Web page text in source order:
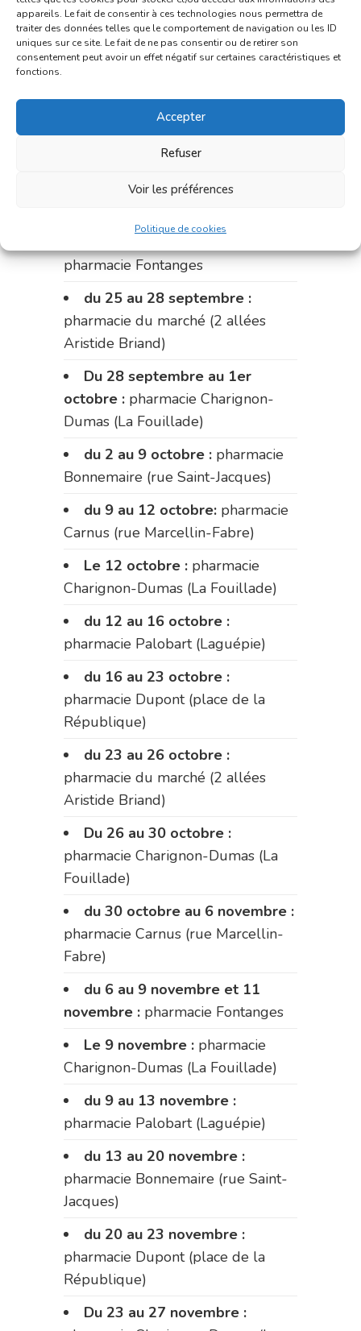
appareils. Le fait de consentir à ces technologies nous permettra de
traiter des données telles que le comportement de navigation ou les ID
uniques sur ce site. Le fait de ne pas consentir ou de retirer son
consentement peut avoir un effet négatif sur certaines caractéristiques et
fonctions.
Accepter
Refuser
Voir les préférences
Politique de cookies
Fabre)
du 11 au 14 septembre :
République)
Le 14 septembre :pharmacie
Charignon-Dumas (La Fouillade)
du 14 au 18 septembre :
pharmacie Fontanges
du 25 au 28 septembre :
pharmacie du marché (2 allées
Aristide Briand)
Du 28 septembre au 1er
octobre : pharmacie Charignon-
Dumas (La Fouillade)
du 2 au 9 octobre : pharmacie
Bonnemaire (rue Saint-Jacques)
du 9 au 12 octobre: pharmacie
Carnus (rue Marcellin-Fabre)
Le 12 octobre : pharmacie
Charignon-Dumas (La Fouillade)
du 12 au 16 octobre :
pharmacie Palobart (Laguépie)
du 16 au 23 octobre :
pharmacie Dupont (place de la
République)
du 23 au 26 octobre :
pharmacie du marché (2 allées
Aristide Briand)
Du 26 au 30 octobre :
pharmacie Charignon-Dumas (La
Fouillade)
du 30 octobre au 6 novembre :
pharmacie Carnus (rue Marcellin-
Fabre)
du 6 au 9 novembre et 11
novembre : pharmacie Fontanges
Le 9 novembre : pharmacie
Charignon-Dumas (La Fouillade)
du 9 au 13 novembre :
pharmacie Palobart (Laguépie)
du 13 au 20 novembre :
pharmacie Bonnemaire (rue Saint-
Jacques)
du 20 au 23 novembre :
pharmacie Dupont (place de la
République)
Du 23 au 27 novembre :